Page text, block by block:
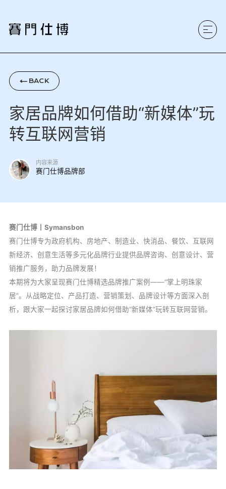
 BACK
家居品牌如何借助“新媒体”玩
转互联网营销
内容来源
赛门仕博品牌部
赛门仕博丨Symansbon
赛门仕博专为政府机构、房地产、制造业、快消品、餐饮、互联网
新经济、创意生活等多元化品牌行业提供品牌咨询、创意设计、营
销推广服务，助力品牌发展！
本期将为大家呈现赛门仕博精选品牌推广案例——“掌上明珠家
居”。从战略定位、产品打造、营销策划、品牌设计等方面深入剖
析，跟大家一起探讨家居品牌如何借助“新媒体”玩转互联网营销。